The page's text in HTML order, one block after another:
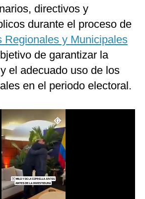
directivos y
durante el proceso de
Regionales y Municipales
de garantizar la
el adecuado uso de los
en el periodo electoral.